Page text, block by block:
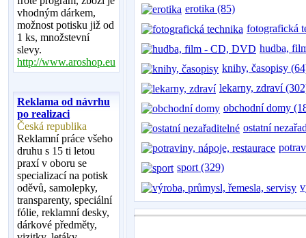
vhodným dárkem,
možnost potisku již od
1 ks, množstevní
slevy.
http://www.aroshop.eu
Reklama od návrhu
po realizaci
Česká republika
Reklamní práce všeho
druhu s 15 ti letou
praxí v oboru se
specializací na potisk
oděvů, samolepky,
transparenty, speciální
fólie, reklamní desky,
dárkové předměty,
erotika (85)
fotografická
hudba,
knihy, časopisy
lekarny, zdraví
obchodní domy
ostatní
sport (329)